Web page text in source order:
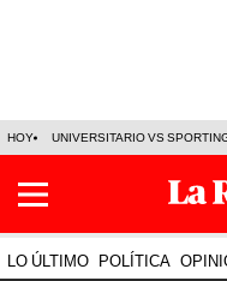
HOY UNIVERSITARIO VS
LO ÚLTIMO POLÍTICA